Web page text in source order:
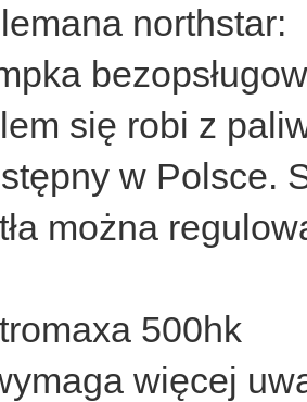
northstar:
się robi z
w Polsce.
można
500hk
więcej